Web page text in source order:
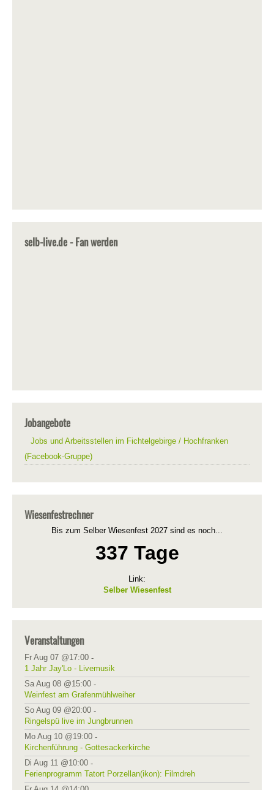
selb-live.de - Fan werden
Jobangebote
Jobs und Arbeitsstellen im Fichtelgebirge / Hochfranken
(Facebook-Gruppe)
Wiesenfestrechner
Bis zum Selber Wiesenfest 2027 sind es noch...
337 Tage
Link:
Selber Wiesenfest
Veranstaltungen
Fr Aug 07 @17:00 -
1 Jahr Jay'Lo - Livemusik
Sa Aug 08 @15:00 -
Weinfest am Grafenmühlweiher
So Aug 09 @20:00 -
Ringelspü live im Jungbrunnen
Mo Aug 10 @19:00 -
Kirchenführung - Gottesackerkirche
Di Aug 11 @10:00 -
Ferienprogramm Tatort Porzellan(ikon): Filmdreh